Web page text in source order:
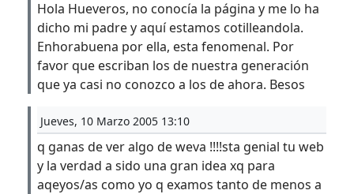
Hola Hueveros, no conocía la página y me lo ha
dicho mi padre y aquí estamos cotilleandola.
Enhorabuena por ella, esta fenomenal. Por
favor que escriban los de nuestra generación
que ya casi no conozco a los de ahora. Besos
Jueves, 10 Marzo 2005 13:10
q ganas de ver algo de weva !!!!sta genial tu web
y la verdad a sido una gran idea xq para
aqeyos/as como yo q examos tanto de menos a